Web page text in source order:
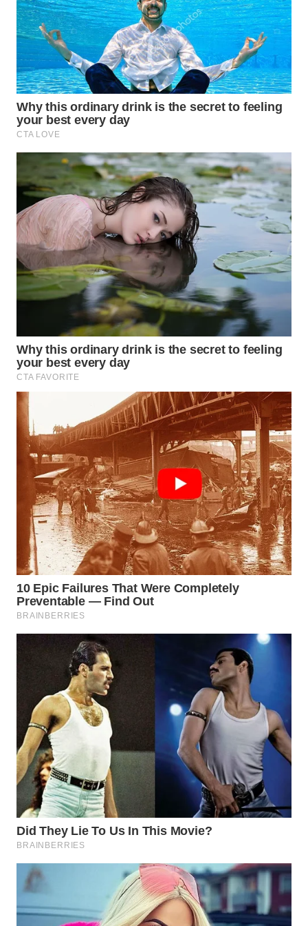
WN
SULSEL
WN
GORONTALO
WN
WN
MALUKU
WN
MALUT
WN
DAIRI
WN
DANAU
TOBA
NIAS
WN
LANGKAT
WN
TAPANULI
SELATAN
WN
TANJUNG
LESUNG
WN
KARO
SIMALUNGUN
WN
LABUHANBATU
WN
TAPANULI
TENGAH
WN DELI
SERDANG
WN
TEBING